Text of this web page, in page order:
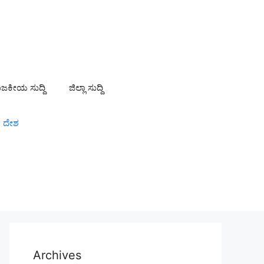
ಸುದ್ದಿ ಜಿಲ್ಲಾ ಸುದ್ದಿ
ದೇಶ
Archives